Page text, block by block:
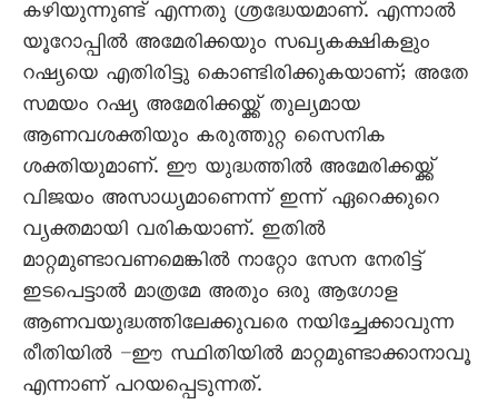
കഴിയുന്നുണ്ട് എന്നതു ശ്രദ്ധേയമാണ്. എന്നാൽ
യൂറോപ്പിൽ അമേരിക്കയും സഖ്യകക്ഷികളും
റഷ്യയെ എതിരിട്ടു കൊണ്ടിരിക്കുകയാണ്; അതേ
സമയം റഷ്യ അമേരിക്കയ്ക്ക് തുല്യമായ
ആണവശക്തിയും കരുത്തുറ്റ സെെനിക
ശക്തിയുമാണ്. ഈ യുദ്ധത്തിൽ അമേരിക്കയ്ക്ക്
വിജയം അസാധ്യമാണെന്ന് ഇന്ന് ഏറെക്കുറെ
വ്യക്തമായി വരികയാണ്. ഇതിൽ
മാറ്റമുണ്ടാവണമെങ്കിൽ നാറ്റോ സേന നേരിട്ട്
ഇടപെട്ടാൽ മാത്രമേ അതും ഒരു ആഗോള
ആണവയുദ്ധത്തിലേക്കുവരെ നയിച്ചേക്കാവുന്ന
രീതിയിൽ –ഈ സ്ഥിതിയിൽ മാറ്റമുണ്ടാക്കാനാവൂ
എന്നാണ് പറയപ്പെടുന്നത്.